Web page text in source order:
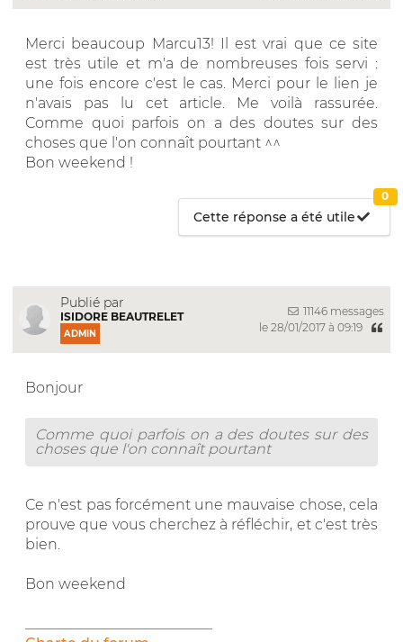
Merci beaucoup Marcu13! Il est vrai que ce site
est très utile et m'a de nombreuses fois servi :
une fois encore c'est le cas. Merci pour le lien je
n'avais pas lu cet article. Me voilà rassurée.
Comme quoi parfois on a des doutes sur des
choses que l'on connaît pourtant ^^
Bon weekend !
Cette réponse a été utile
0
Publié par
ISIDORE BEAUTRELET
ADMIN
11146 messages
le 28/01/2017 à 09:19
Bonjour
Comme quoi parfois on a des doutes sur des
choses que l'on connaît pourtant
Ce n'est pas forcément une mauvaise chose, cela
prouve que vous cherchez à réfléchir, et c'est très
bien.
Bon weekend